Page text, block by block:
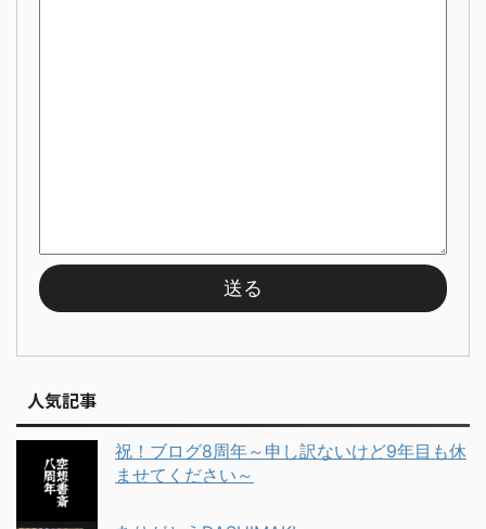
人気記事
祝！ブログ8周年～申し訳ないけど9年目も休
ませてください～